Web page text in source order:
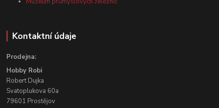
Kontaktní údaje
Prodejna:
Hobby Robi
Robert Dujka
Svatoplukova 60a
79601 Prostějov